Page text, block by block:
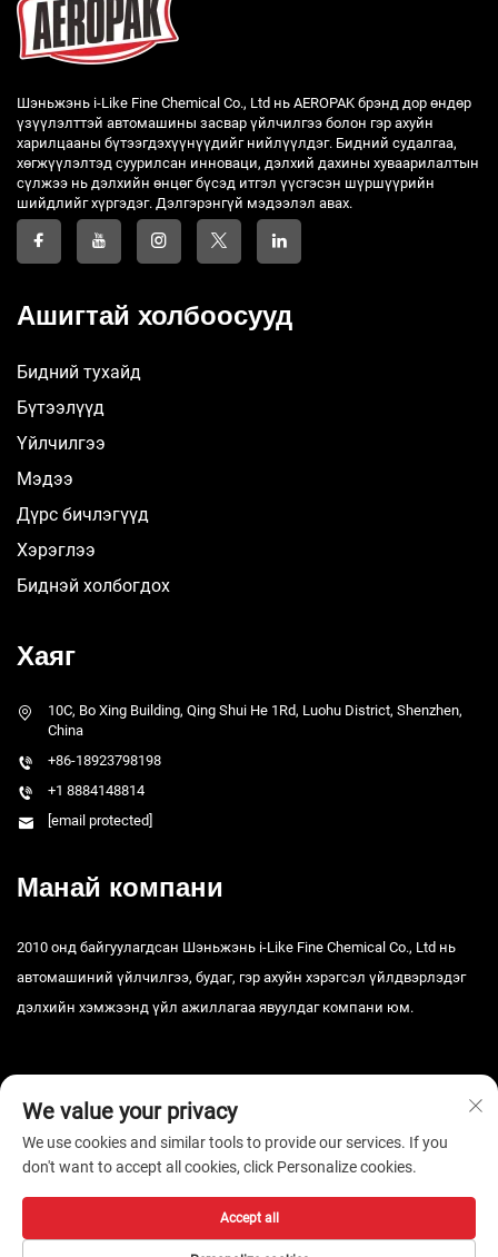
Шэньжэнь i-Like Fine Chemical Co., Ltd нь AEROPAK брэнд дор өндөр
үзүүлэлттэй автомашины засвар үйлчилгээ болон гэр ахуйн
харилцааны бүтээгдэхүүнүүдийг нийлүүлдэг. Бидний судалгаа,
хөгжүүлэлтэд суурилсан инноваци, дэлхий дахины хуваарилалтын
сүлжээ нь дэлхийн өнцөг бүсэд итгэл үүсгэсэн шүршүүрийн
шийдлийг хүргэдэг. Дэлгэрэнгүй мэдээлэл авах.
Ашигтай холбоосууд
Бидний тухайд
Бүтээлүүд
Үйлчилгээ
Мэдээ
Дүрс бичлэгүүд
Хэрэглээ
Биднэй холбогдох
Хаяг
10C, Bo Xing Building, Qing Shui He 1Rd, Luohu District, Shenzhen,
China
+86-18923798198
+1 8884148814
[email protected]
Манай компани
2010 онд байгуулагдсан Шэньжэнь i-Like Fine Chemical Co., Ltd нь
автомашиний үйлчилгээ, будаг, гэр ахуйн хэрэгсэл үйлдвэрлэдэг
дэлхийн хэмжээнд үйл ажиллагаа явуулдаг компани юм.
Зохиогчийн эрх © 2026 Шэньчжэний i-Like Тоног төхөөрөмжийн ХХК.
We value your privacy
We use cookies and similar tools to provide our services. If you
don't want to accept all cookies, click Personalize cookies.
Accept all